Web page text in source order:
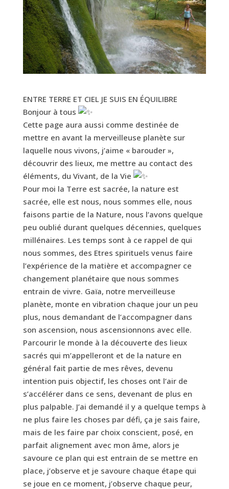
ENTRE TERRE ET CIEL JE SUIS EN ÉQUILIBRE
Bonjour à tous
Cette page aura aussi comme destinée de
mettre en avant la merveilleuse planète sur
laquelle nous vivons, j’aime « barouder »,
découvrir des lieux, me mettre au contact des
éléments, du Vivant, de la Vie
Pour moi la Terre est sacrée, la nature est
sacrée, elle est nous, nous sommes elle, nous
faisons partie de la Nature, nous l’avons quelque
peu oublié durant quelques décennies, quelques
millénaires. Les temps sont à ce rappel de qui
nous sommes, des Etres spirituels venus faire
l’expérience de la matière et accompagner ce
changement planétaire que nous sommes
entrain de vivre. Gaïa, notre merveilleuse
planète, monte en vibration chaque jour un peu
plus, nous demandant de l’accompagner dans
son ascension, nous ascensionnons avec elle.
Parcourir le monde à la découverte des lieux
sacrés qui m’appelleront et de la nature en
général fait partie de mes rêves, devenu
intention puis objectif, les choses ont l’air de
s’accélérer dans ce sens, devenant de plus en
plus palpable. J’ai demandé il y a quelque temps à
ne plus faire les choses par défi, ça je sais faire,
mais de les faire par choix conscient, posé, en
parfait alignement avec mon âme, alors je
savoure ce plan qui est entrain de se mettre en
place, j’observe et je savoure chaque étape qui
se joue en ce moment, j’observe chaque peur,